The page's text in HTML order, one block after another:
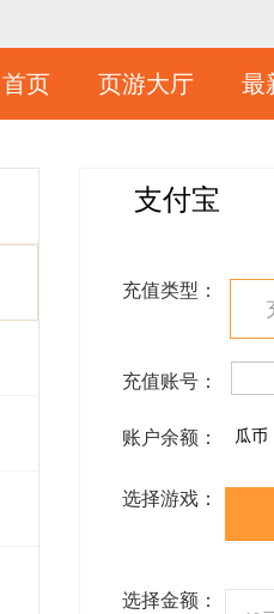
首页 页游大厅 最
支付宝
充值类型：
充值账号：
账户余额： 瓜币
选择游戏：
选择金额：